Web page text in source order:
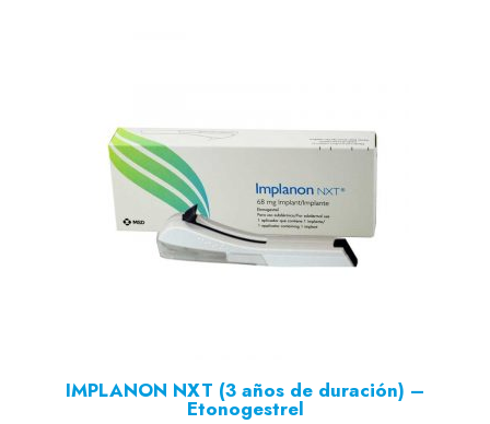
IMPLANON NXT (3 años de duración) –
Etonogestrel